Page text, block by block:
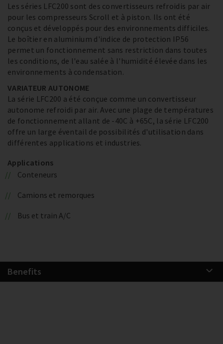
Les séries LFC200 sont des convertisseurs refroidis par air
pour les compresseurs Scroll et à piston. Ils ont été
conçus et développés pour des environnements difficiles.
Le boîtier en aluminium d'indice de protection IP56
permet un fonctionnement sans restriction dans toutes
les conditions, de l'eau salée à l'humidité élevée dans les
environnements à condensation.
VARIATEUR AUTONOME
La série LFC200 a été conçue comme un convertisseur
autonome refroidi par air. Avec une plage de températures
de fonctionnement allant de -40C à +65C, la série LFC200
offre un large éventail de possibilités d'utilisation dans
différentes applications et industries.
Applications
Conteneurs
Camions et remorques
Bus et train A/C
Benefits